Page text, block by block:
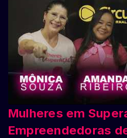
Mulheres em
Empreendedoras